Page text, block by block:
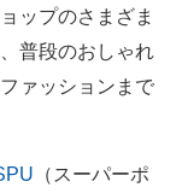
ップのさまざま
普段のおしゃれ
ァッションまで
（スーパーポ